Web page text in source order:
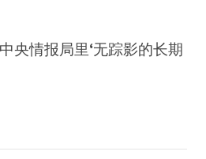
央情报局里‘无踪影的长期